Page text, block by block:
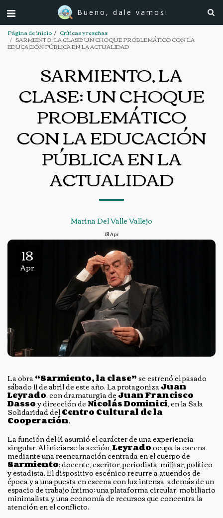
Bueno, dale vamos!
Página de inicio Críticas y reseñas
SARMIENTO, LA CLASE: UN CHOQUE PROBLEMÁTICO CON LA
EDUCACIÓN PÚBLICA EN LA ACTUALIDAD
SARMIENTO, LA
CLASE: UN CHOQUE
PROBLEMÁTICO
CON LA EDUCACIÓN
PÚBLICA EN LA
ACTUALIDAD
Marina Del Valle Vallejo
18Apr
18
Apr
La obra“Sarmiento, la clase”se estrenó el pasado
sábado 11 de abril de este año. La protagonizaJuan
Leyrado, con dramaturgia deJuan Francisco
Dassoy dirección deNicolás Dominici, en la Sala
Solidaridad delCentro Cultural de la
Cooperación.
La función del 14 asumió el carácter de una experiencia
singular. Al iniciarse la acción,Leyradoocupa la escena
mediante una reencarnación centrada en el cuerpo de
Sarmiento: docente, escritor, periodista, militar, político
y estadista. El dispositivo escénico recurre a atuendos de
época y a una puesta en escena con luz intensa, además de un
espacio de trabajo íntimo: una plataforma circular, mobiliario
minimalista y una economía de recursos que concentra la
atención en el conflicto.